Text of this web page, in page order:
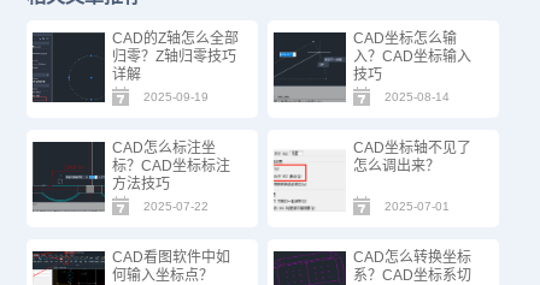
CAD的Z轴怎么全部
归零？Z轴归零技巧
详解
2025-09-19
CAD坐标怎么输
入？CAD坐标输入
技巧
2025-08-14
CAD怎么标注坐
标？CAD坐标标注
方法技巧
2025-07-22
CAD坐标轴不见了
怎么调出来？
2025-07-01
CAD看图软件中如
何输入坐标点？
CAD怎么转换坐标
系？CAD坐标系切